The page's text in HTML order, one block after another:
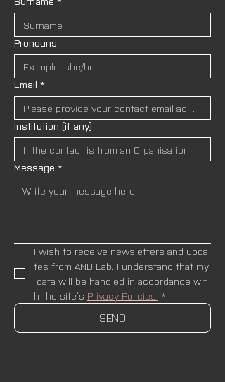
Pronouns
Email *
Institution (if any)
Message *
I wish to receive newsletters and upda
tes from AND Lab. I understand that my
data will be handled in accordance wit
h the site’s Privacy Policies. *
SEND